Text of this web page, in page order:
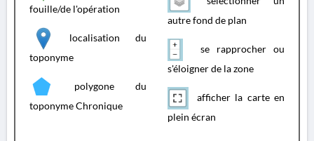
fouille/de l'opération
localisation du
toponyme
polygone du
toponyme Chronique
autre fond de plan
se rapprocher ou
s'éloigner de la zone
afficher la carte en
plein écran